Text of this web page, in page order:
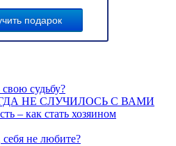
судьбу?
НЕ СЛУЧИЛОСЬ С ВАМИ
– как стать хозяином
не любите?